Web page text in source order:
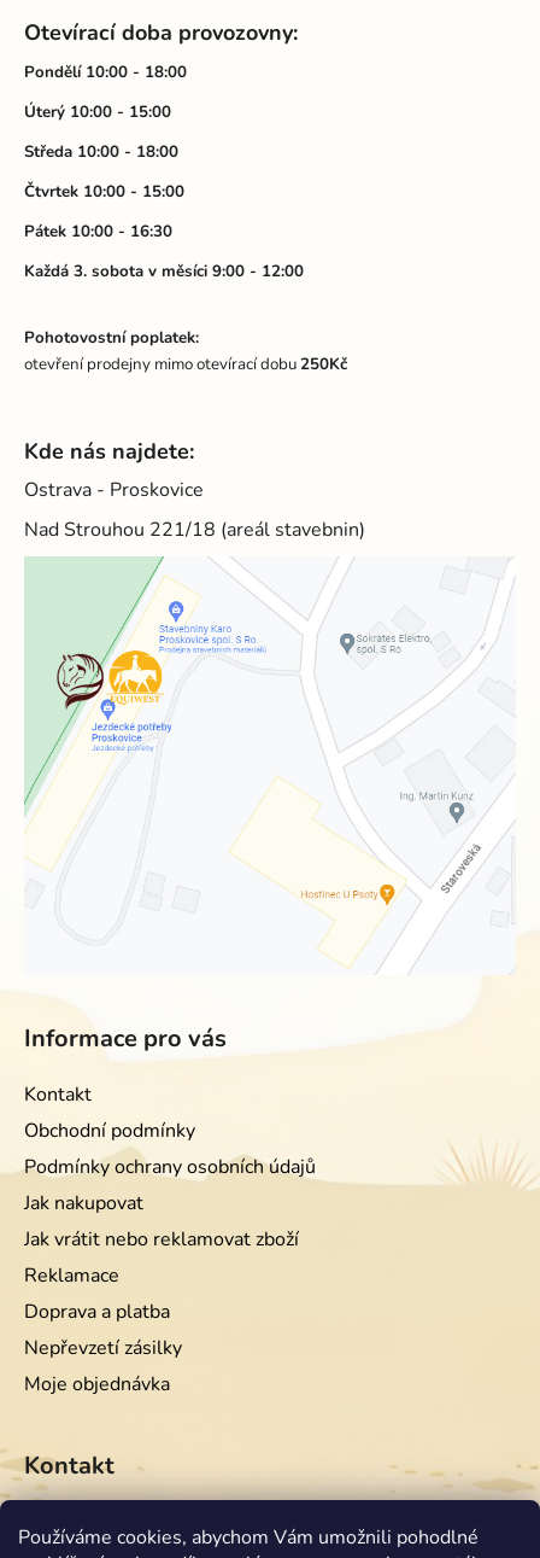
Používáme cookies, abychom Vám umožnili pohodlné
s
Otevírací doba provozovny:
Pondělí 10:00 - 18:00
Úterý 10:00 - 15:00
Středa 10:00 - 18:00
Čtvrtek 10:00 - 15:00
Pátek 10:00 - 16:30
Každá 3. sobota v měsíci 9:00 - 12:00
Pohotovostní poplatek:
otevření prodejny mimo otevírací dobu250Kč
Kde nás najdete:
Ostrava - Proskovice
Nad Strouhou 221/18 (areál stavebnin)
Informace pro vás
Kontakt
Obchodní podmínky
Podmínky ochrany osobních údajů
Jak nakupovat
Jak vrátit nebo reklamovat zboží
Reklamace
Doprava a platba
Nepřevzetí zásilky
Moje objednávka
Kontakt
info @equiwest.cz